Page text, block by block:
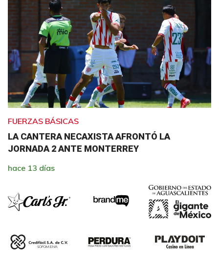
FUERZAS BÁSICAS
LA CANTERA NECAXISTA AFRONTÓ LA
JORNADA 2 ANTE MONTERREY
hace 13 días